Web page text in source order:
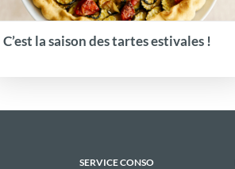
C’est la saison des tartes estivales !
SERVICE CONSO